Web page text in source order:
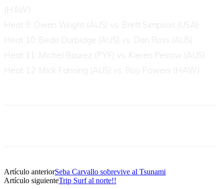
(HAW)
Heat 9: Owen Wright (AUS) vs. Brett Simpson (USA)
Heat 10: Bede Durbidge (AUS) vs. Dan Ross (AUS)
Heat 11: Michel Bourez (PYF) vs. Kieren Perrow (AUS)
Heat 12: Mick Fanning (AUS) vs. Roy Powers (HAW)
Artículo anteriorSeba Carvallo sobrevive al Tsunami
Artículo siguienteTrip Surf al norte!!